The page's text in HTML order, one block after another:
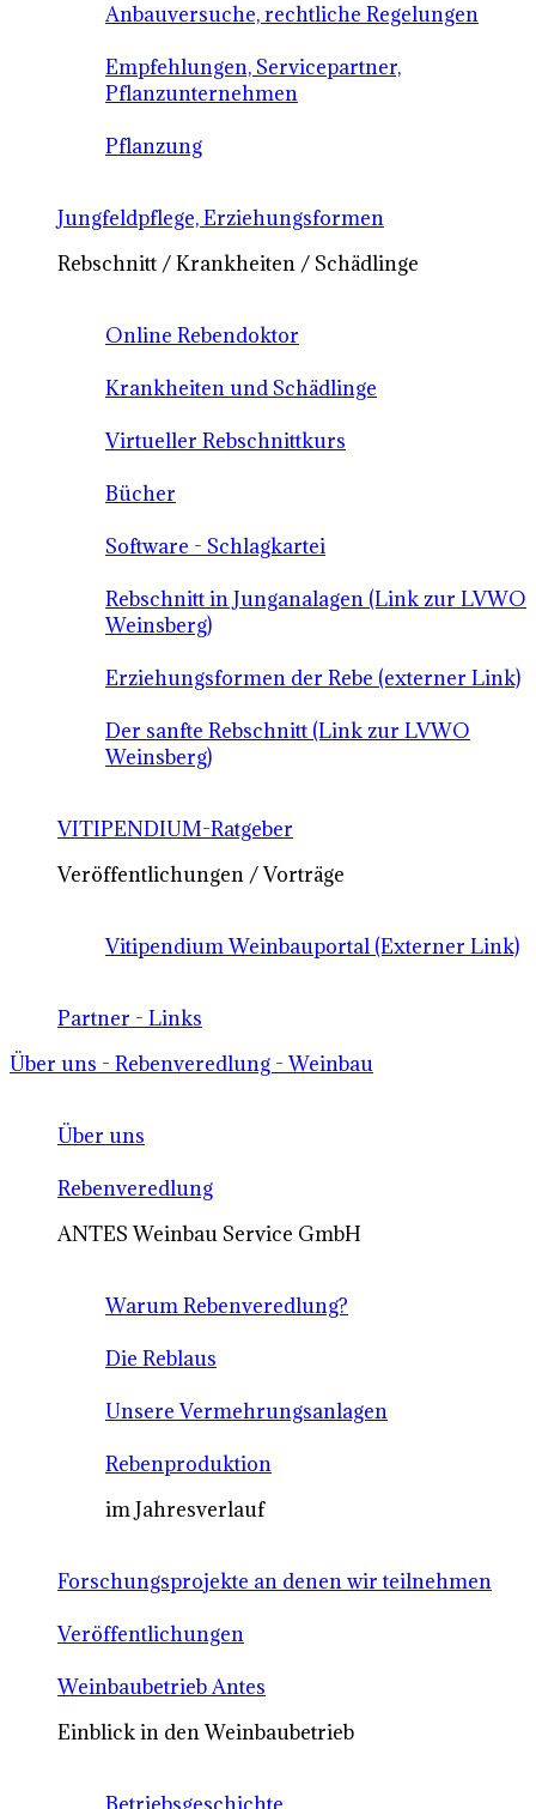
Anbauversuche, rechtliche Regelungen
Empfehlungen, Servicepartner,
Pflanzunternehmen
Pflanzung
Jungfeldpflege, Erziehungsformen
Rebschnitt / Krankheiten / Schädlinge
Online Rebendoktor
Krankheiten und Schädlinge
Virtueller Rebschnittkurs
Bücher
Software - Schlagkartei
Rebschnitt in Junganalagen (Link zur LVWO
Weinsberg)
Erziehungsformen der Rebe (externer Link)
Der sanfte Rebschnitt (Link zur LVWO
Weinsberg)
VITIPENDIUM-Ratgeber
Veröffentlichungen / Vorträge
Vitipendium Weinbauportal (Externer Link)
Partner - Links
Über uns - Rebenveredlung - Weinbau
Über uns
Rebenveredlung
ANTES Weinbau Service GmbH
Warum Rebenveredlung?
Die Reblaus
Unsere Vermehrungsanlagen
Rebenproduktion
im Jahresverlauf
Forschungsprojekte an denen wir teilnehmen
Veröffentlichungen
Weinbaubetrieb Antes
Einblick in den Weinbaubetrieb